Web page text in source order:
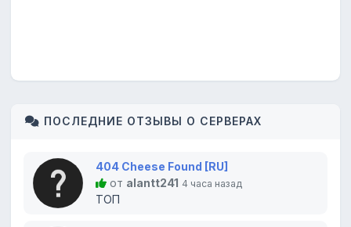
ПОСЛЕДНИЕ ОТЗЫВЫ О СЕРВЕРАХ
404 Cheese Found [RU]
от alantt241 4 часа назад
ТОП